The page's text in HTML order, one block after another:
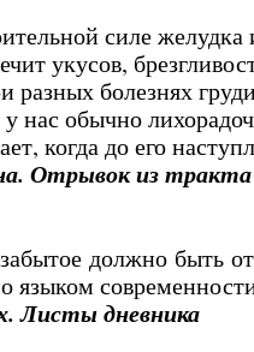
силе желудка
укусов,
разных болезнях
нас обычно
когда до его
Отрывок из
должно быть
языком
Листы дневника